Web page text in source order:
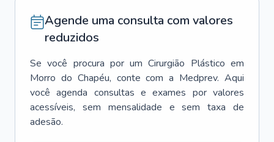
Agende uma consulta com valores
reduzidos
Se você procura por um Cirurgião Plástico em
Morro do Chapéu, conte com a Medprev. Aqui
você agenda consultas e exames por valores
acessíveis, sem mensalidade e sem taxa de
adesão.